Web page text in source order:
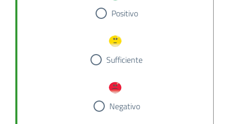
Positivo
Sufficiente
Negativo